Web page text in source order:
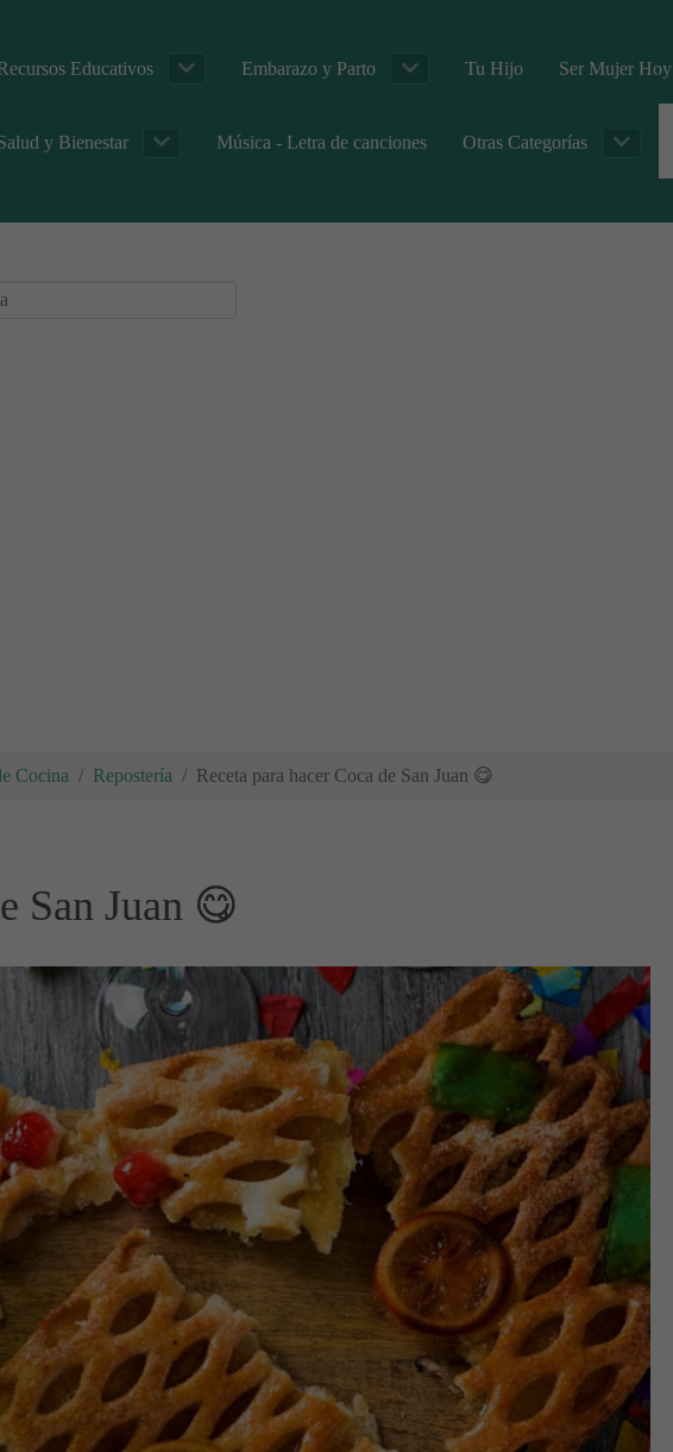
Educativos Embarazo y Parto Tu Hijo Ser Mujer Hoy
y Bienestar Música - Letra de canciones Otras Categorías
Cocina Repostería Receta para hacer Coca de San Juan 😋
San Juan 😋